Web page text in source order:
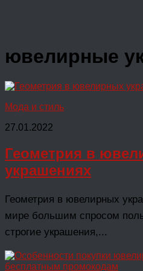
ювелирные
Мода и стиль
27.01.2022
Геометрия в
украшениях
Геометрия в ювелирных
мире большим спросом
строгие украшения,...